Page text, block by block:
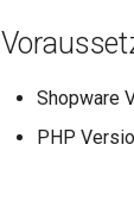
Shopware
PHP